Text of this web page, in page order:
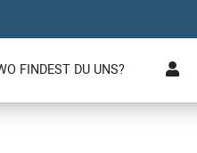
FINDEST DU UNS?